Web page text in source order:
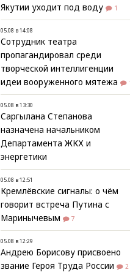
Якутии уходит под воду
1
05.08 в 14:08
Сотрудник театра
пропагандировал среди
творческой интеллигенции
идеи вооруженного мятежа
05.08 в 13:30
Саргылана Степанова
назначена начальником
Департамента ЖКХ и
энергетики
05.08 в 12:51
Кремлёвские сигналы: о чём
говорит встреча Путина с
Маринычевым
7
05.08 в 12:29
Андрею Борисову присвоено
звание Героя Труда России
2